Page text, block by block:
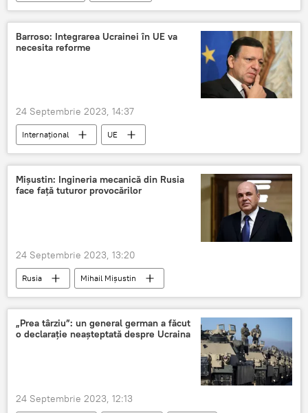
Volodimir Zelenski
Barroso: Integrarea Ucrainei în UE va
necesita reforme
24 Septembrie 2023, 14:37
Internațional
UE
Jose Manuel Barroso
Mișustin: Ingineria mecanică din Rusia
face față tuturor provocărilor
24 Septembrie 2023, 13:20
Rusia Mihail Mișustin
„Prea târziu”: un general german a făcut
o declarație neașteptată despre Ucraina
24 Septembrie 2023, 12:13